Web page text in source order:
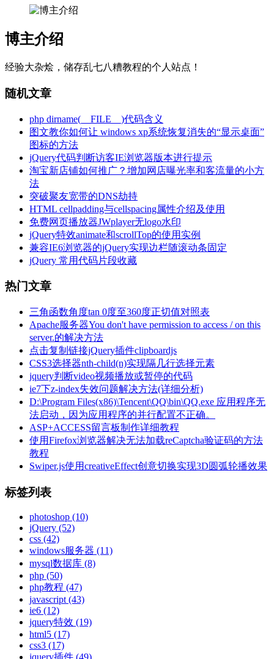
博主介绍
经验大杂烩，储存乱七八糟教程的个人站点！
随机文章
php dirname(__FILE__)代码含义
图文教你如何让 windows xp系统恢复消失的“显示桌面”
图标的方法
jQuery代码判断访客IE浏览器版本进行提示
淘宝新店铺如何推广？增加网店曝光率和客流量的小方
法
突破聚友宽带的DNS劫持
HTML cellpadding与cellspacing属性介绍及使用
免费网页播放器JWplayer无logo水印
jQuery特效animate和scrollTop的使用实例
兼容IE6浏览器的jQuery实现边栏随滚动条固定
jQuery 常用代码片段收藏
热门文章
三角函数角度tan 0度至360度正切值对照表
Apache服务器You don't have permission to access / on this
server.的解决方法
点击复制链接jQuery插件clipboardjs
CSS3选择器nth-child(n)实现隔几行选择元素
jquery判断video视频播放或暂停的代码
ie7下z-index失效问题解决方法(详细分析)
D:\Program Files(x86)\Tencent\QQ\bin\QQ.exe 应用程序无
法启动，因为应用程序的并行配置不正确。
ASP+ACCESS留言板制作详细教程
使用Firefox浏览器解决无法加载reCaptcha验证码的方法
教程
Swiper.js使用creativeEffect创意切换实现3D圆弧轮播效果
标签列表
photoshop (10)
jQuery (52)
css (42)
windows服务器 (11)
mysql数据库 (8)
php (50)
php教程 (47)
javascript(43)
ie6 (12)
jquery特效 (19)
html5 (17)
css3 (17)